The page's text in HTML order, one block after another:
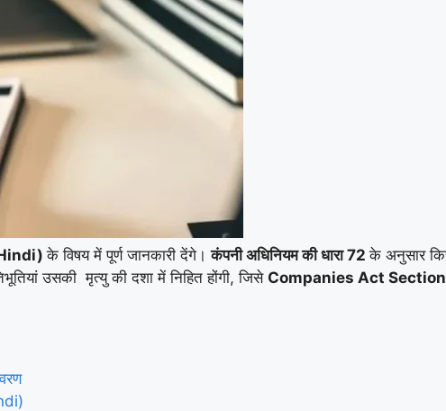
के विषय में पूर्ण जानकारी देंगे।कंपनी अधिनियम की धारा 72के अनुसार
उसकी मृत्यु की दशा में निहित होंगी, जिसे Companies Act